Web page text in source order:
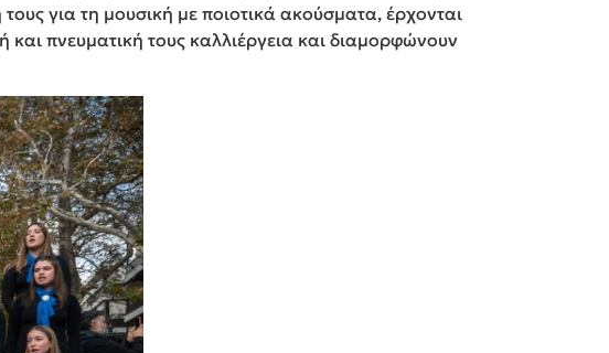
για τη μουσική με ποιοτικά ακούσματα, έρχονται
πνευματική τους καλλιέργεια και διαμορφώνουν